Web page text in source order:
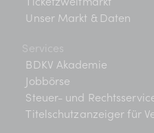
Unser Markt & Daten
Services
BDKV Akademie
Jobbörse
Steuer- und
Titelschutzanzeiger für